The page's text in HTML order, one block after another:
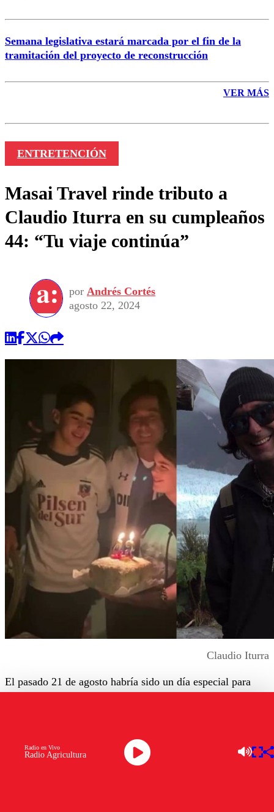
Semana legislativa estará marcada por el fin de la
tramitación del proyecto de reconstrucción
VER MÁS
ENTRETENCIÓN
Masai Travel rinde tributo a
Claudio Iturra en su cumpleaños
44: “Tu viaje continúa”
por Andrés Cortés
agosto 22, 2024
Claudio Iturra
El pasado 21 de agosto habría sido un día especial para
el recordado comunicador y viajero
falleció inesperadamente el pasado 23 de mayo, a los 43
, debido a un infarto agudo al miocardio.
Radio Agricultura
Radio en Vivo